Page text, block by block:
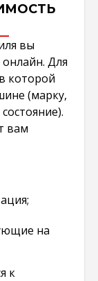
вы
Для
которой
(марку,
вам
на
к